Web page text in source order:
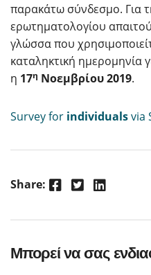
παρακάτω σύνδεσμο. Για
ερωτηματολογίου
γλώσσα που
καταληκτική ημερομηνία
η 17η Νοεμβρίου 2019.
Survey for individualsvia
Share: Facebook Twitter LinkedIn
Μπορεί να σας